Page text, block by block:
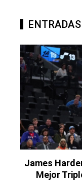
James
Mejor